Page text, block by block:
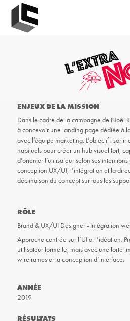
ENJEUX DE LA MISSION
Dans le cadre de la campagne de Noël
à concevoir une landing page dédiée à
avec l’équipe marketing. L’objectif :
habituels pour créer un hub visuel fort,
d’orienter l’utilisateur selon ses
conception UX/UI, l’intégration et la
déclinaison du concept sur tous les
RÔLE
Brand & UX/UI Designer​​​​​​​- Intégration
Approche centrée sur l’UI et l’idéation.
utilisateur formelle, mais avec une forte
wireframes et la conception d’interface.
ANNÉE
2019
RÉSULTATS